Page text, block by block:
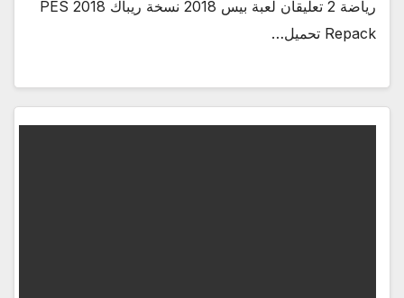
رياضة 2 تعليقان لعبة بيس 2018 نسخة ريباك PES 2018
Repack تحميل…